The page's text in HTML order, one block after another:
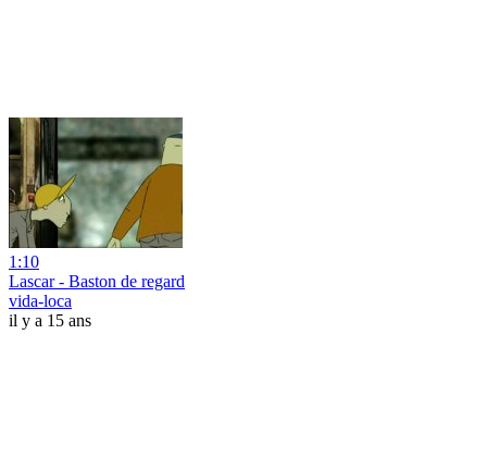
1:10
Lascar - Baston de regard
vida-loca
il y a 15 ans